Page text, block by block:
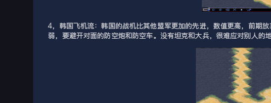
4，韩国飞机流：韩国的战机比其他盟军更加的先进，数值更高，前期
弱，要避开对面的防空炮和防空车。没有坦克和大兵，很难应对别人的